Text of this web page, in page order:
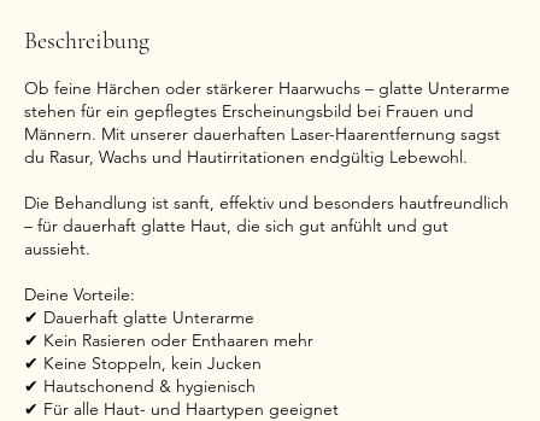
Beschreibung
Ob feine Härchen oder stärkerer Haarwuchs – glatte Unterarme
stehen für ein gepflegtes Erscheinungsbild bei Frauen und
Männern. Mit unserer dauerhaften Laser-Haarentfernung sagst
du Rasur, Wachs und Hautirritationen endgültig Lebewohl.
Die Behandlung ist sanft, effektiv und besonders hautfreundlich
– für dauerhaft glatte Haut, die sich gut anfühlt und gut
aussieht.
Deine Vorteile:
✔ Dauerhaft glatte Unterarme
✔ Kein Rasieren oder Enthaaren mehr
✔ Keine Stoppeln, kein Jucken
✔ Hautschonend & hygienisch
✔ Für alle Haut- und Haartypen geeignet